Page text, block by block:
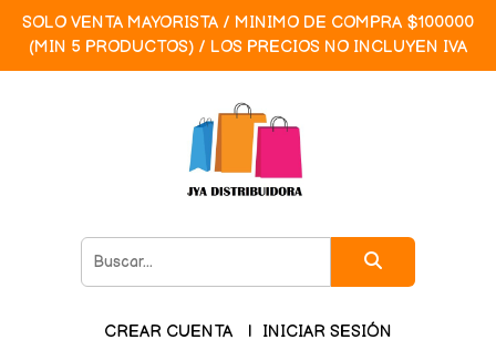
SOLO VENTA MAYORISTA / MINIMO DE COMPRA $100000
(MIN 5 PRODUCTOS) / LOS PRECIOS NO INCLUYEN IVA
CREAR CUENTA INICIAR SESIÓN